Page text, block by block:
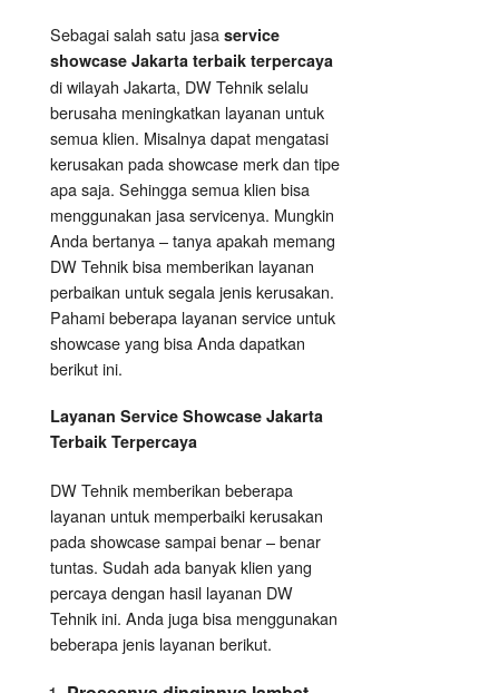
Sebagai salah satu jasa service
showcase Jakarta terbaik terpercaya
di wilayah Jakarta, DW Tehnik selalu
berusaha meningkatkan layanan untuk
semua klien. Misalnya dapat mengatasi
kerusakan pada showcase merk dan tipe
apa saja. Sehingga semua klien bisa
menggunakan jasa servicenya. Mungkin
Anda bertanya – tanya apakah memang
DW Tehnik bisa memberikan layanan
perbaikan untuk segala jenis kerusakan.
Pahami beberapa layanan service untuk
showcase yang bisa Anda dapatkan
berikut ini.
Layanan Service Showcase Jakarta
Terbaik Terpercaya
DW Tehnik memberikan beberapa
layanan untuk memperbaiki kerusakan
pada showcase sampai benar – benar
tuntas. Sudah ada banyak klien yang
percaya dengan hasil layanan DW
Tehnik ini. Anda juga bisa menggunakan
beberapa jenis layanan berikut.